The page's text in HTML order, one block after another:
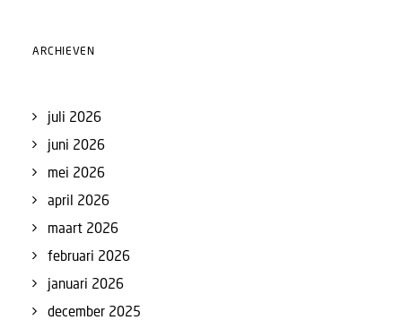
ARCHIEVEN
juli 2026
juni 2026
mei 2026
april 2026
maart 2026
februari 2026
januari 2026
december 2025